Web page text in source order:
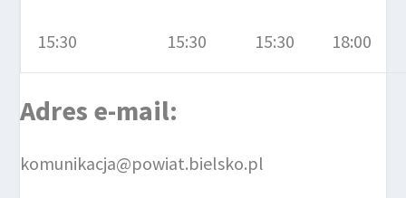
15:30 15:30 15:30 18:00
Adres e-mail:
komunikacja@powiat.bielsko.pl